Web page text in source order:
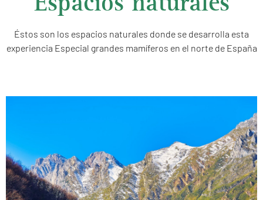
Éstos son los espacios naturales donde se desarrolla esta
experiencia Especial grandes mamíferos en el norte de España